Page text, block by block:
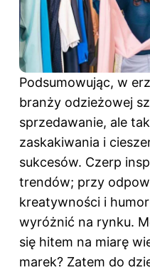
Podsumowując, w
branży odzieżowej
sprzedawanie, ale
zaskakiwania i
sukcesów. Czerp
trendów; przy
kreatywności i
wyróżnić na rynku.
się hitem na miarę
marek? Zatem do